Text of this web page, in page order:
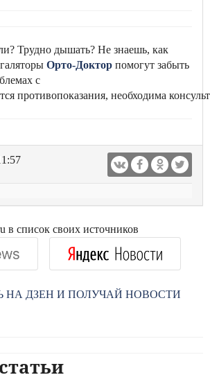
Трудно дышать? Не знаешь, как
Орто-Доктор помогут забыть
с
противопоказания, необходима
в список своих источников
ДЗЕН И ПОЛУЧАЙ НОВОСТИ